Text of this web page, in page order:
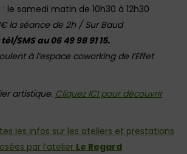
le samedi matin de 10h30 à 12h30
la séance de 2h / Sur Baud
SMS au 06 49 98 91 15.
à l’espace coworking de l’Effet
artistique. Cliquez ICI pour découvrir
les infos sur les ateliers et prestations
par l’atelier Le Regard